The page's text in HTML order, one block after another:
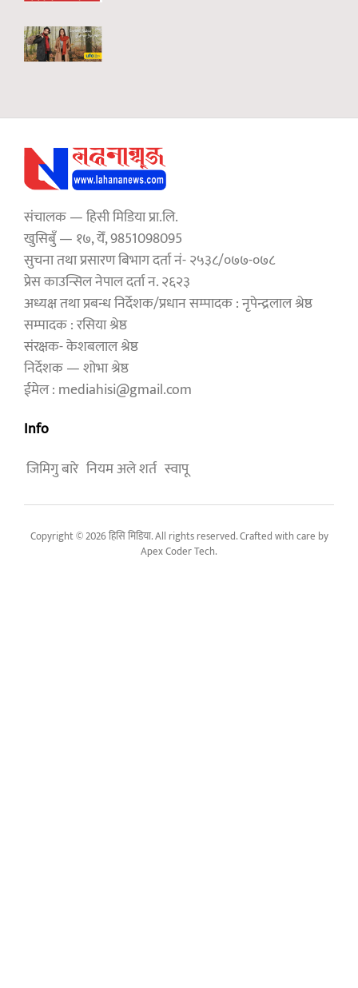
संचालक — हिसी मिडिया प्रा.लि.
खुसिबुँ — १७, येँ, 9851098095
सुचना तथा प्रसारण बिभाग दर्ता नं- २५३८/०७७-०७८
प्रेस काउन्सिल नेपाल दर्ता न. २६२३
अध्यक्ष तथा प्रबन्ध निर्देशक/प्रधान सम्पादक : नृपेन्द्रलाल श्रेष्ठ
सम्पादक : रसिया श्रेष्ठ
संरक्षक- केशबलाल श्रेष्ठ
निर्देशक — शोभा श्रेष्ठ
ईमेल : mediahisi@gmail.com
Info
जिमिगु बारे नियम अले शर्त स्वापू
Copyright © 2026 हिसि मिडिया. All rights reserved. Crafted with care by
Apex Coder Tech.